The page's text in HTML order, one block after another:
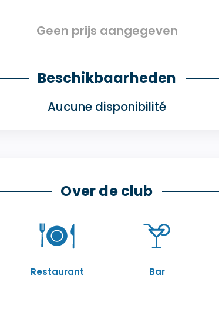
Geen prijs aangegeven
Beschikbaarheden
Aucune disponibilité
Over de club
Restaurant Bar